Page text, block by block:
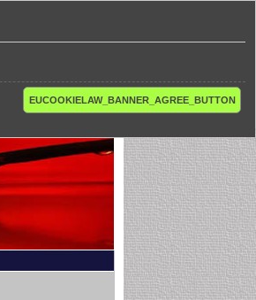
EUCOOKIELAW_BANNER_AGREE_BUTTON